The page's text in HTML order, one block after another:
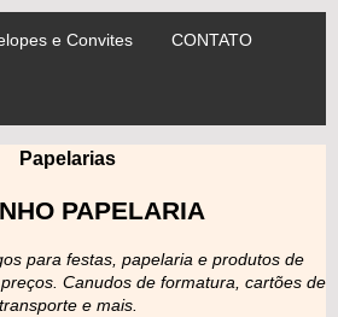
e Convites CONTATO
Papelarias
PAPELARIA
para festas, papelaria e produtos de
Canudos de formatura, cartões de
transporte e mais.